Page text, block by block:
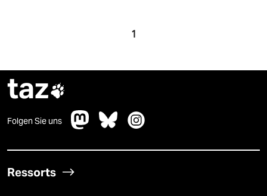
1
taz
Folgen Sie uns
Ressorts